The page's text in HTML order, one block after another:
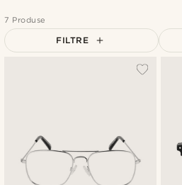
7 Produse
FILTRE